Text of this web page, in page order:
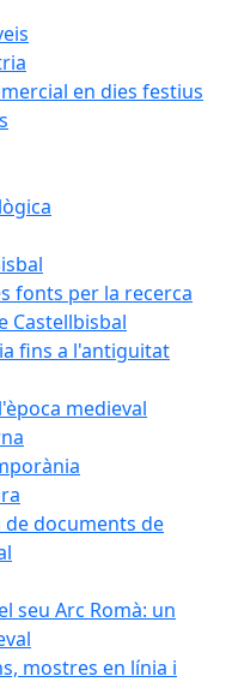
en dies festius
fonts per la recerca
Castellbisbal
fins a l'antiguitat
medieval
de documents de
seu Arc Romà: un
mostres en línia i